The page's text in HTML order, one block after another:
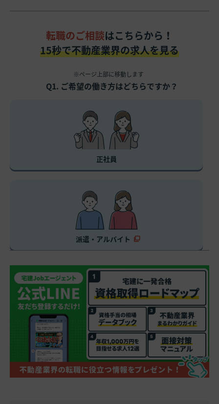
転職のご相談はこちらから！
15秒で不動産業界の求人を見る
※ページ上部に移動します
Q1. ご希望の働き方はどちらですか？
正社員
派遣・アルバイト